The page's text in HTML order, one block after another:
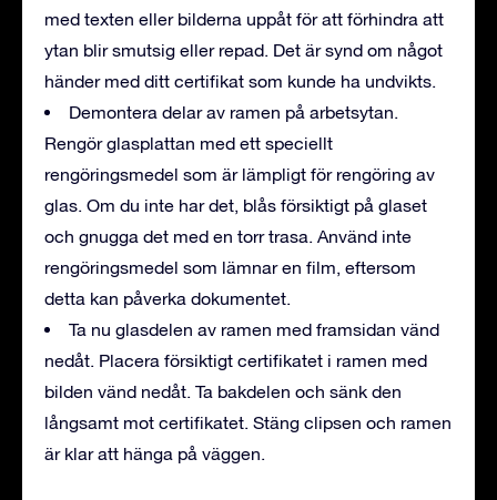
med texten eller bilderna uppåt för att förhindra att
ytan blir smutsig eller repad. Det är synd om något
händer med ditt certifikat som kunde ha undvikts.
Demontera delar av ramen på arbetsytan.
Rengör glasplattan med ett speciellt
rengöringsmedel som är lämpligt för rengöring av
glas. Om du inte har det, blås försiktigt på glaset
och gnugga det med en torr trasa. Använd inte
rengöringsmedel som lämnar en film, eftersom
detta kan påverka dokumentet.
Ta nu glasdelen av ramen med framsidan vänd
nedåt. Placera försiktigt certifikatet i ramen med
bilden vänd nedåt. Ta bakdelen och sänk den
långsamt mot certifikatet. Stäng clipsen och ramen
är klar att hänga på väggen.